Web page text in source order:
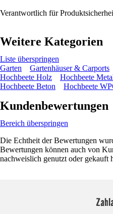
Verantwortlich für
Weitere Kategorien
Liste überspringen
Garten
Gartenhäuser & Carports
Hochbeete Holz
Hochbeete
Hochbeete Beton
Hochbeete
Kundenbewertungen
Bereich überspringen
Die Echtheit der Bewertungen
Bewertungen können auch von
nachweislich genutzt oder gekauft